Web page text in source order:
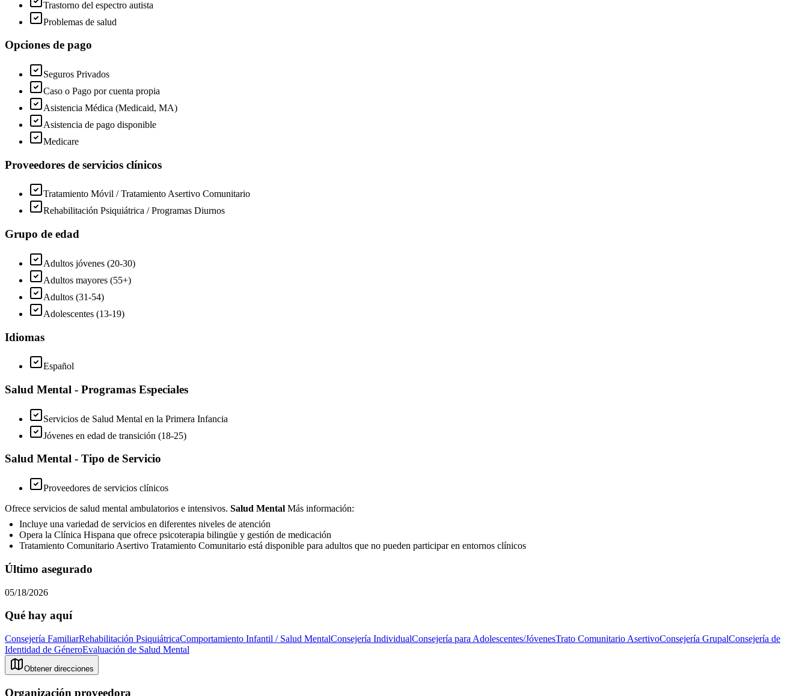
Trastorno del espectro autista
Problemas de salud
Opciones de pago
Seguros Privados
Caso o Pago por cuenta propia
Asistencia Médica (Medicaid, MA)
Asistencia de pago disponible
Medicare
Proveedores de servicios clínicos
Tratamiento Móvil / Tratamiento Asertivo Comunitario
Rehabilitación Psiquiátrica / Programas Diurnos
Grupo de edad
Adultos jóvenes (20-30)
Adultos mayores (55+)
Adultos (31-54)
Adolescentes (13-19)
Idiomas
Español
Salud Mental - Programas Especiales
Servicios de Salud Mental en la Primera Infancia
Jóvenes en edad de transición (18-25)
Salud Mental - Tipo de Servicio
Proveedores de servicios clínicos
Ofrece servicios de salud mental ambulatorios e intensivos. Salud Mental Más información:
Incluye una variedad de servicios en diferentes niveles de atención
Opera la Clínica Hispana que ofrece psicoterapia bilingüe y gestión de medicación
Tratamiento Comunitario Asertivo Tratamiento Comunitario está disponible para adultos que no pueden participar en entornos clínicos
Último asegurado
05/18/2026
Qué hay aquí
Consejería FamiliarRehabilitación PsiquiátricaComportamiento Infantil / Salud MentalConsejería IndividualConsejería para Adolescentes/JóvenesTrato Comunitario AsertivoConsejería GrupalConsejería de
Identidad de GéneroEvaluación de Salud Mental
Obtener direcciones
Organización proveedora